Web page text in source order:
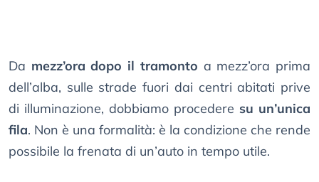
Da mezz’ora dopo il tramonto a mezz’ora prima
dell’alba, sulle strade fuori dai centri abitati prive
di illuminazione, dobbiamo procedere su un’unica
fila. Non è una formalità: è la condizione che rende
possibile la frenata di un’auto in tempo utile.